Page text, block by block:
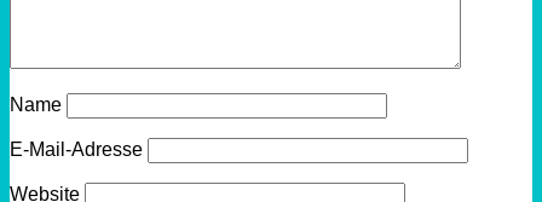
Name
E-Mail-Adresse
Website